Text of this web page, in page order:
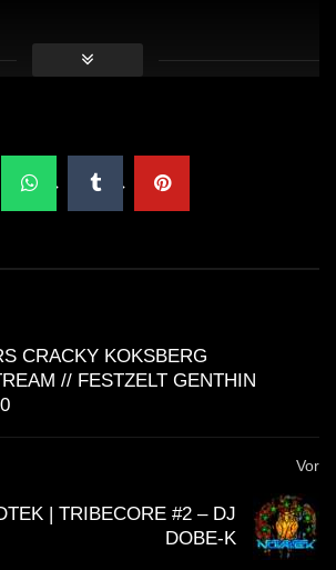
(VIDEOSET) @ Hell Festival
• NEW HARDTEKK LIVE
• AUGUST • 2021
Set Winter 2020 | 4k Hintergrund |
| Tekknation
– “Sackgesicht in the Mix”
CRACKY KOKSBERG
// FESTZELT GENTHIN
Vor
| TRIBECORE #2 – DJ
DOBE-K